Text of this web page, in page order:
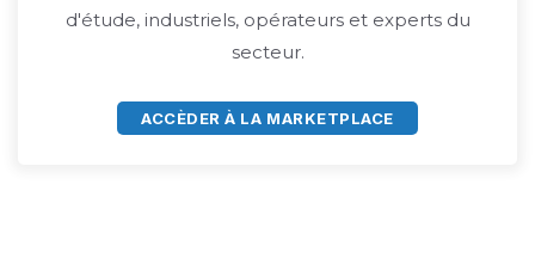
d'étude, industriels, opérateurs et experts du
secteur.
ACCÈDER À LA MARKETPLACE